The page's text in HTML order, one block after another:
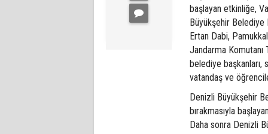
başlayan etkinliğe,
Büyükşehir Belediye
Ertan Dabi,
Jandarma
belediye
vatandaş ve
Denizli Büyükşehir
bırakmasıyla
Daha sonra Denizli